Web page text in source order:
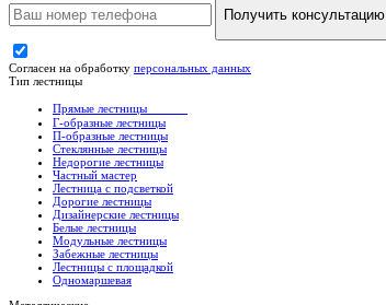
Получить консультацию
Согласен на обработку персональных данных
Тип лестницы
Прямые лестницы
Г-образные лестницы
П-образные лестницы
Стеклянные лестницы
Недорогие лестницы
Частный мастер
Лестница с подсветкой
Дорогие лестницы
Дизайнерские лестницы
Белые лестницы
Модульные лестницы
Забежные лестницы
Лестницы с площадкой
Одномаршевая